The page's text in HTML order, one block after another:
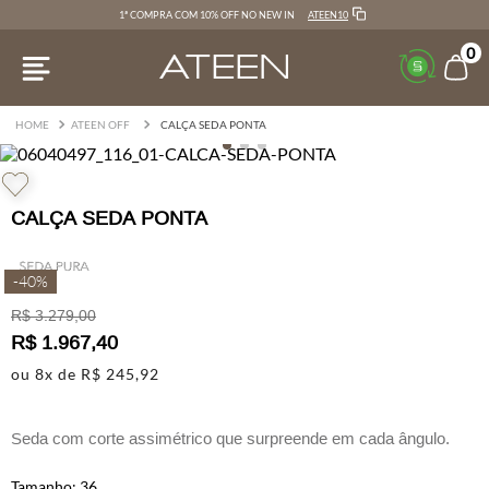
1ª COMPRA COM 10% OFF NO NEW IN ATEEN10
0
ATEEN OFF CALÇA SEDA PONTA
CALÇA SEDA PONTA
-40%
R$ 3.279,00
R$ 1.967,40
ou 8x de R$ 245,92
Seda com corte assimétrico que surpreende em cada ângulo.
O diferencial está na sobreposição em ponta, detalhe que